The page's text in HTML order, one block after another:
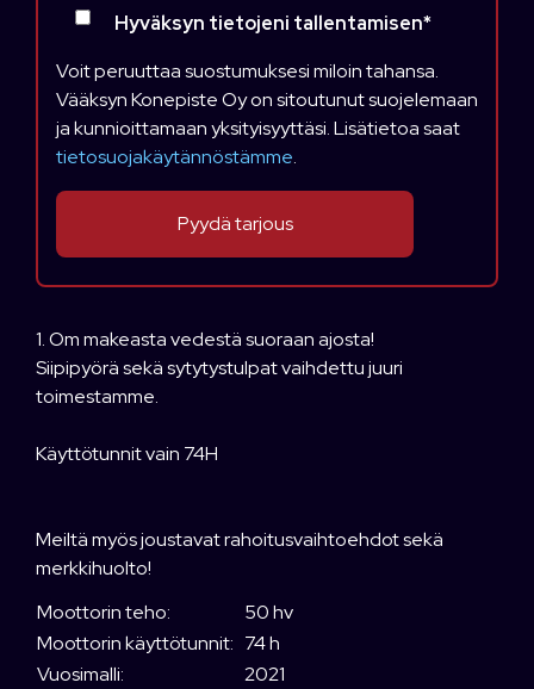
Hyväksyn tietojeni tallentamisen*
Voit peruuttaa suostumuksesi miloin tahansa.
Vääksyn Konepiste Oy on sitoutunut suojelemaan
ja kunnioittamaan yksityisyyttäsi. Lisätietoa saat
tietosuojakäytännöstämme.
1. Om makeasta vedestä suoraan ajosta!
Siipipyörä sekä sytytystulpat vaihdettu juuri
toimestamme.
Käyttötunnit vain 74H
Meiltä myös joustavat rahoitusvaihtoehdot sekä
merkkihuolto!
Moottorin teho:
50 hv
Moottorin käyttötunnit: 74 h
Vuosimalli:
2021